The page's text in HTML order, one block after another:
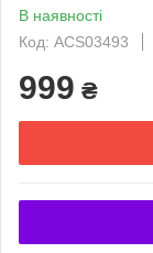
В наявності
Код: ACS03493
999 ₴